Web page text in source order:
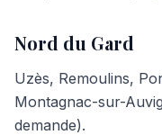
Nord du Gard
Uzès, Remoulins,
Montagnac-sur-
demande).